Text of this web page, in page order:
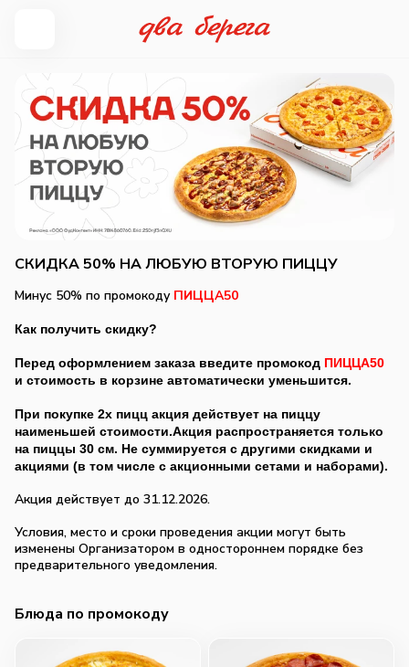
СКИДКА 50% НА ЛЮБУЮ ВТОРУЮ ПИЦЦУ
Минус 50% по промокоду ПИЦЦА50
Как получить скидку?
Перед оформлением заказа введите промокод ПИЦЦА50
и стоимость в корзине автоматически уменьшится.
При покупке 2х пицц акция действует на пиццу
наименьшей стоимости.Акция распространяется только
на пиццы 30 см. Не суммируется с другими скидками и
акциями (в том числе с акционными сетами и наборами).
Акция действует до 31.12.2026.
Условия, место и сроки проведения акции могут быть
изменены Организатором в одностороннем порядке без
предварительного уведомления.
Блюда по промокоду